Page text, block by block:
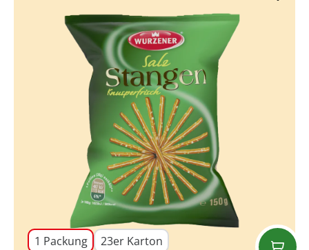
1 Packung 23er Karton